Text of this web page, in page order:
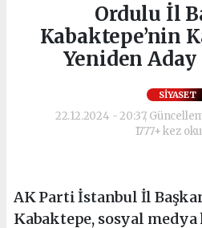
Ordulu İl
Kabaktepe’nin
Yeniden
SIYASET
22.12.2024 - 20:37,
1777+ kez
AK Parti İstanbul İl
Kabaktepe, sosyal medya